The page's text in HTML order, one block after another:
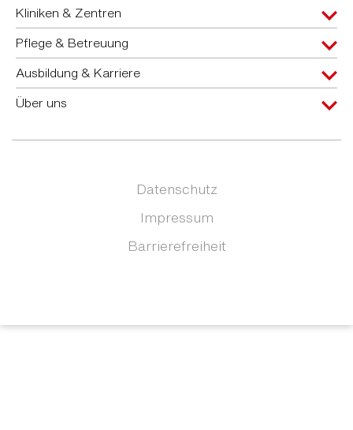
Kliniken & Zentren
Pflege & Betreuung
Ausbildung & Karriere
Über uns
Datenschutz
Impressum
Barrierefreiheit